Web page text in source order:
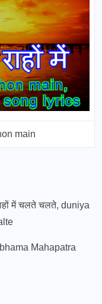
main
में चलते चलते, duniya
Mahapatra